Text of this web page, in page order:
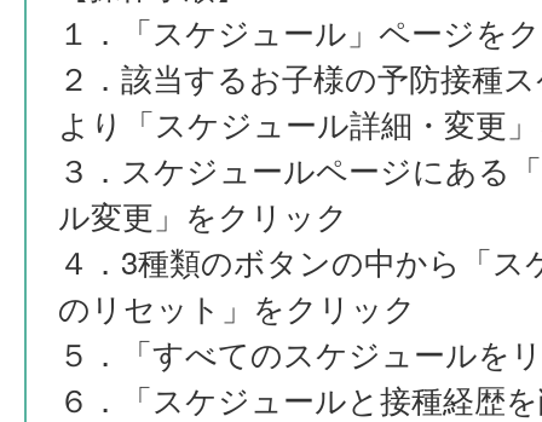
１．「スケジュール」ページを
２．該当するお子様の予防接種
より「スケジュール詳細・変更
３．スケジュールページにある
ル変更」をクリック
４．3種類のボタンの中から「ス
のリセット」をクリック
５．「すべてのスケジュールを
６．「スケジュールと接種経歴